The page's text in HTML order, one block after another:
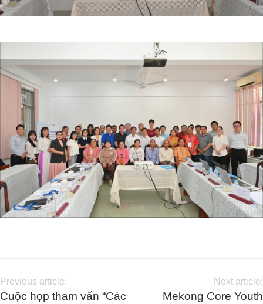
Previous article:
Cuộc họp tham vấn “Các
Next article:
Mekong Core Youth